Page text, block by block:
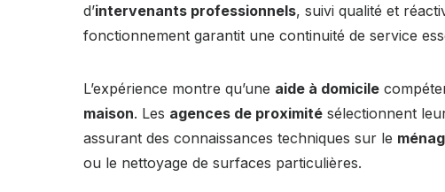
d’intervenants professionnels, suivi qualité et
fonctionnement garantit une continuité de service
L’expérience montre qu’une aide à domicile
maison. Les agences de proximité sélectionnent
assurant des connaissances techniques sur le
ou le nettoyage de surfaces particulières.